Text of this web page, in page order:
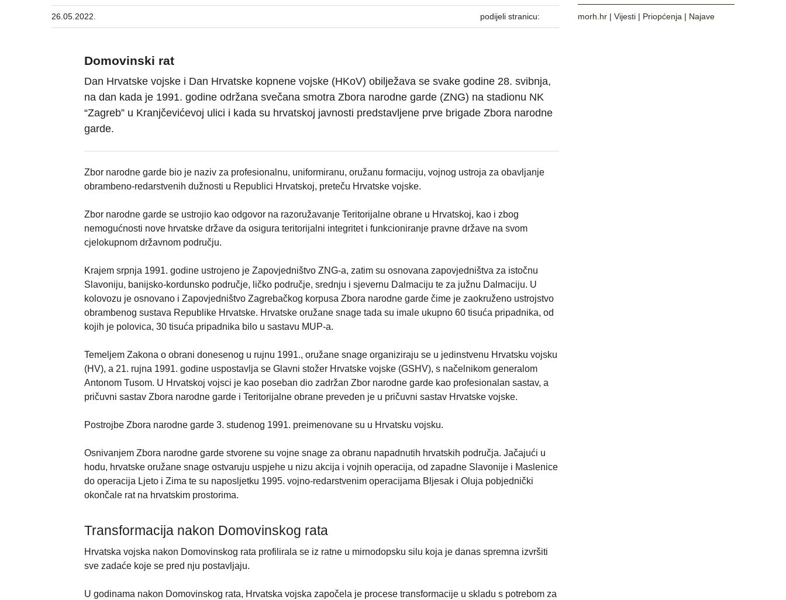
26.05.2022. podijeli stranicu:
Domovinski rat
Dan Hrvatske vojske i Dan Hrvatske kopnene vojske (HKoV) obilježava se svake godine 28. svibnja,
na dan kada je 1991. godine održana svečana smotra Zbora narodne garde (ZNG) na stadionu NK
“Zagreb” u Kranjčevićevoj ulici i kada su hrvatskoj javnosti predstavljene prve brigade Zbora narodne
garde.
Zbor narodne garde bio je naziv za profesionalnu, uniformiranu, oružanu formaciju, vojnog ustroja za obavljanje
obrambeno-redarstvenih dužnosti u Republici Hrvatskoj, preteču Hrvatske vojske.
Zbor narodne garde se ustrojio kao odgovor na razoružavanje Teritorijalne obrane u Hrvatskoj, kao i zbog
nemogućnosti nove hrvatske države da osigura teritorijalni integritet i funkcioniranje pravne države na svom
cjelokupnom državnom području.
Krajem srpnja 1991. godine ustrojeno je Zapovjedništvo ZNG-a, zatim su osnovana zapovjedništva za istočnu
Slavoniju, banijsko-kordunsko područje, ličko područje, srednju i sjevernu Dalmaciju te za južnu Dalmaciju. U
kolovozu je osnovano i Zapovjedništvo Zagrebačkog korpusa Zbora narodne garde čime je zaokruženo ustrojstvo
obrambenog sustava Republike Hrvatske. Hrvatske oružane snage tada su imale ukupno 60 tisuća pripadnika, od
kojih je polovica, 30 tisuća pripadnika bilo u sastavu MUP-a.
Temeljem Zakona o obrani donesenog u rujnu 1991., oružane snage organiziraju se u jedinstvenu Hrvatsku vojsku
(HV), a 21. rujna 1991. godine uspostavlja se Glavni stožer Hrvatske vojske (GSHV), s načelnikom generalom
Antonom Tusom. U Hrvatskoj vojsci je kao poseban dio zadržan Zbor narodne garde kao profesionalan sastav, a
pričuvni sastav Zbora narodne garde i Teritorijalne obrane preveden je u pričuvni sastav Hrvatske vojske.
Postrojbe Zbora narodne garde 3. studenog 1991. preimenovane su u Hrvatsku vojsku.
Osnivanjem Zbora narodne garde stvorene su vojne snage za obranu napadnutih hrvatskih područja. Jačajući u
hodu, hrvatske oružane snage ostvaruju uspjehe u nizu akcija i vojnih operacija, od zapadne Slavonije i Maslenice
do operacija Ljeto i Zima te su naposljetku 1995. vojno-redarstvenim operacijama Bljesak i Oluja pobjednički
okončale rat na hrvatskim prostorima.
Transformacija nakon Domovinskog rata
Hrvatska vojska nakon Domovinskog rata profilirala se iz ratne u mirnodopsku silu koja je danas spremna izvršiti
sve zadaće koje se pred nju postavljaju.
U godinama nakon Domovinskog rata, Hrvatska vojska započela je procese transformacije u skladu s potrebom za
morh.hr | Vijesti | Priopćenja | Najave